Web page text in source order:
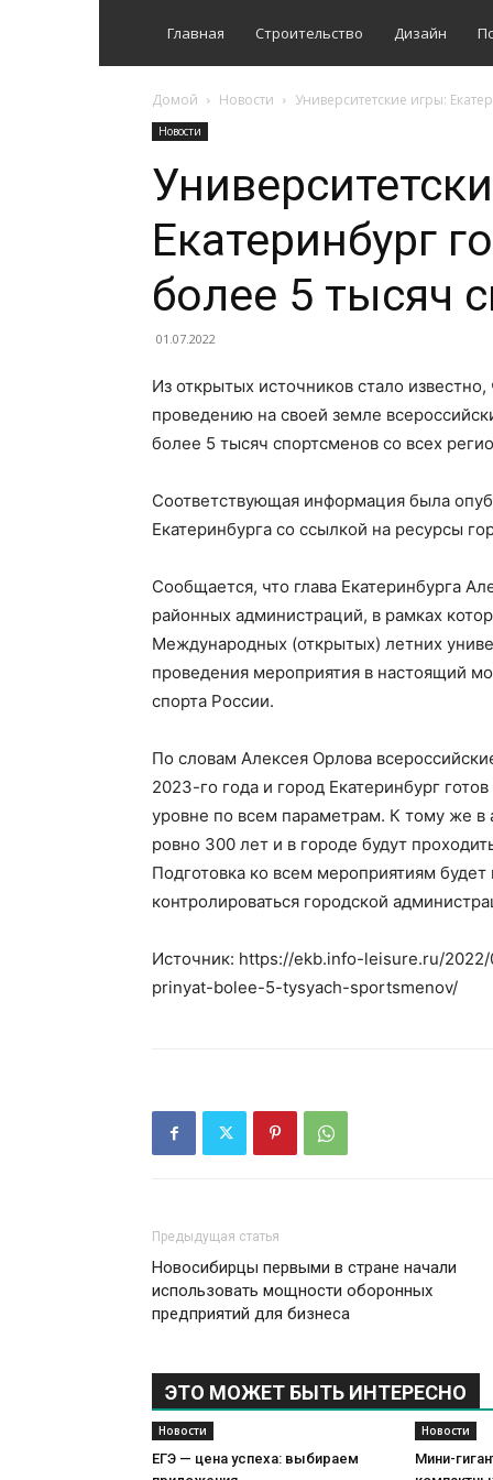
Главная Строительство Дизайн
Домой Новости Университетские игры:
Новости
Екатеринбург
более 5 тысяч
01.07.2022
Из открытых источников стало известно,
проведению на своей земле
более 5 тысяч спортсменов со всех
Соответствующая информация была
Екатеринбурга со ссылкой на ресурсы
Сообщается, что глава Екатеринбурга
районных администраций, в рамках
Международных (открытых) летних
проведения мероприятия в настоящий
спорта России.
По словам Алексея Орлова
2023-го года и город Екатеринбург
уровне по всем параметрам. К тому же в
ровно 300 лет и в городе будут
Подготовка ко всем мероприятиям
контролироваться городской
Источник: https://ekb.info-leisure.ru/
prinyat-bolee-5-tysyach-sportsmenov/
Предыдущая статья
Новосибирцы первыми в стране начали
использовать мощности оборонных
предприятий для бизнеса
ЭТО МОЖЕТ БЫТЬ ИНТЕРЕСНО
Новости
ЕГЭ — цена успеха: выбираем
Новости
Мини-